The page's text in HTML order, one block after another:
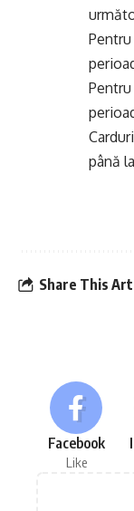
până
Share This
Facebook
Like